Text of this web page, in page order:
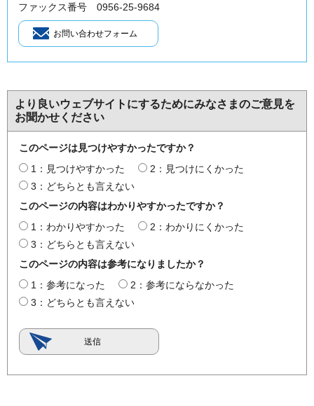
ファックス番号 0956-25-9684
より良いウェブサイトにするためにみなさまのご意見を
お聞かせください
このページは見つけやすかったですか？
1：見つけやすかった
2：見つけにくかった
3：どちらとも言えない
このページの内容はわかりやすかったですか？
1：わかりやすかった
2：わかりにくかった
3：どちらとも言えない
このページの内容は参考になりましたか？
1：参考になった
2：参考にならなかった
3：どちらとも言えない